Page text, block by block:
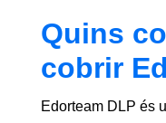
Quins
cobrir
Edorteam DLP és